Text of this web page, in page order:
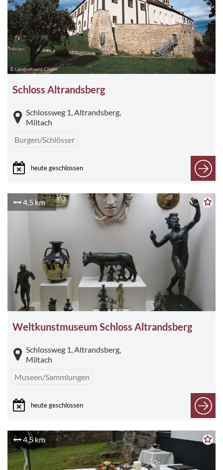
© Landratsamt Cham
Schloss Altrandsberg
Schlossweg 1, Altrandsberg,
Miltach
Burgen/Schlösser
heute geschlossen
4,5 km
Weltkunstmuseum Schloss Altrandsberg
Schlossweg 1, Altrandsberg,
Miltach
Museen/Sammlungen
heute geschlossen
4,5 km